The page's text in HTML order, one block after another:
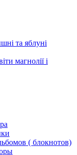
та яблуні
магнолії і
( блокнотов)